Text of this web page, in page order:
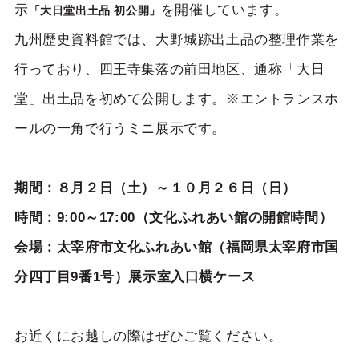
示 「大日堂出土品 初公開」
を開催しています。
九州歴史資料館では、大野城跡出土品の整理作業を
行っており、四王寺集落の前田地区、通称「大日
堂」出土品を初めて公開します。※エントランスホ
ールの一角で行うミニ展示です。
期間：８月２日（土）～１０月２６日（日）
時間：9:00～17:00（文化ふれあい館の開館時間）
会場：太宰府市文化ふれあい館（福岡県太宰府市国
分四丁目9番1号）展示室入口横ケース
お近くにお越しの際はぜひご覧ください。